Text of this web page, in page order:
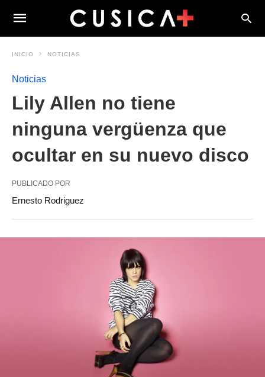
INICIO NOTICIAS
Noticias
Lily Allen no tiene
ninguna vergüenza que
ocultar en su nuevo disco
PUBLICADO POR
Ernesto Rodriguez